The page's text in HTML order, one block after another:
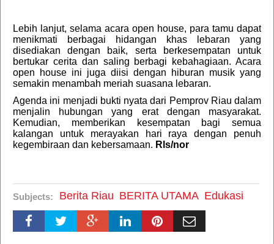
Lebih lanjut, selama acara open house, para tamu dapat
menikmati berbagai hidangan khas lebaran yang
disediakan dengan baik, serta berkesempatan untuk
bertukar cerita dan saling berbagi kebahagiaan. Acara
open house ini juga diisi dengan hiburan musik yang
semakin menambah meriah suasana lebaran.
Agenda ini menjadi bukti nyata dari Pemprov Riau dalam
menjalin hubungan yang erat dengan masyarakat.
Kemudian, memberikan kesempatan bagi semua
kalangan untuk merayakan hari raya dengan penuh
kegembiraan dan kebersamaan. Rls/nor
Subjects: Berita Riau BERITA UTAMA Edukasi